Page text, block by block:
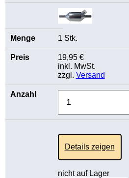
1 Stk.
19,95 €
inkl. MwSt.
zzgl. Versand
Details zeigen
nicht auf Lager